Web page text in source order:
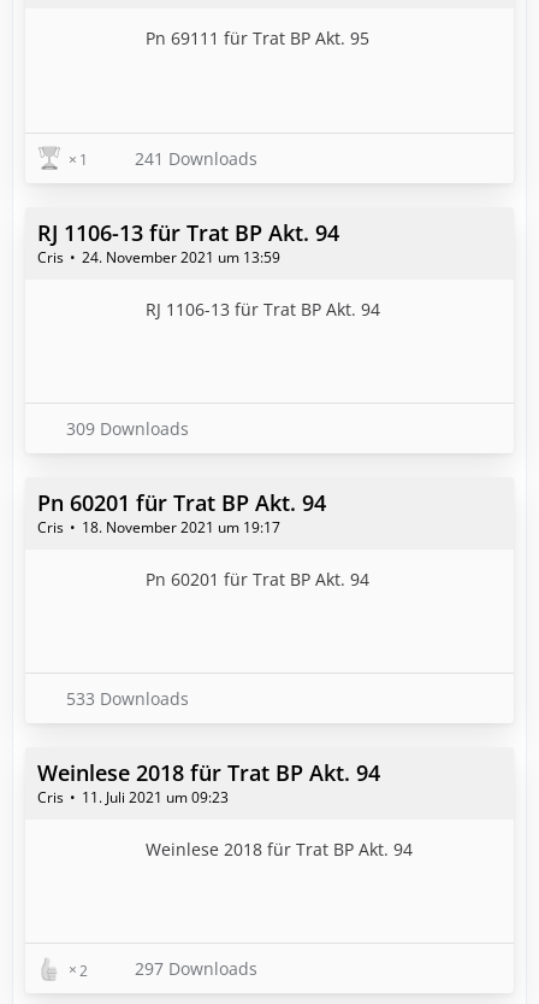
Pn 69111 für Trat BP Akt. 95
1 241 Downloads
RJ 1106-13 für Trat BP Akt. 94
Cris 24. November 2021 um 13:59
RJ 1106-13 für Trat BP Akt. 94
309 Downloads
Pn 60201 für Trat BP Akt. 94
Cris 18. November 2021 um 19:17
Pn 60201 für Trat BP Akt. 94
533 Downloads
Weinlese 2018 für Trat BP Akt. 94
Cris 11. Juli 2021 um 09:23
Weinlese 2018 für Trat BP Akt. 94
2 297 Downloads